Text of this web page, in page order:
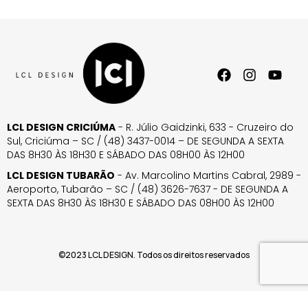
LCL DESIGN CRICIÚMA - R. Júlio Gaidzinki, 633 - Cruzeiro do
Sul, Criciúma – SC / (48) 3437-0014 – DE SEGUNDA A SEXTA
DAS 8H30 ÀS 18H30 E SÁBADO DAS 08H00 ÀS 12H00
LCL DESIGN TUBARÃO - Av. Marcolino Martins Cabral, 2989 -
Aeroporto, Tubarão – SC / (48) 3626-7637 - DE SEGUNDA A
SEXTA DAS 8H30 ÀS 18H30 E SÁBADO DAS 08H00 ÀS 12H00
©2023 LCL DESIGN. Todos os direitos reservados